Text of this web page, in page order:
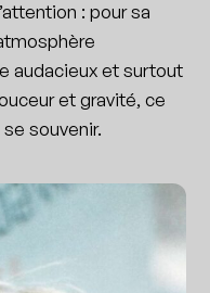
: pour sa
audacieux et surtout
et gravité, ce
souvenir.